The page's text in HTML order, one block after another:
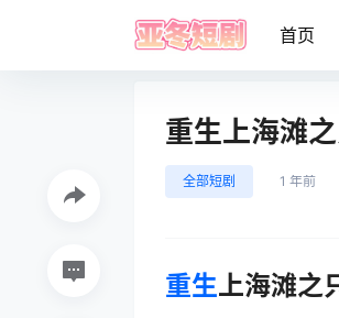
首页
重生上海滩
全部短剧 1 年前
重生上海滩之